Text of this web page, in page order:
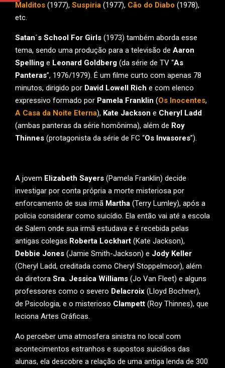
Malditos (1977), Suspiria (1977), Cão do Diabo (1978),
etc.
Satan´s School For Girls (1973) também aborda esse
tema, sendo uma produção para a televisão de Aaron
Spelling e Leonard Goldberg (da série de TV “As
Panteras”, 1976/1979). É um filme curto com apenas 78
minutos, dirigido por David Lowell Rich e com elenco
expressivo formado por Pamela Franklin (Os Inocentes,
A Casa da Noite Eterna), Kate Jackson e Cheryl Ladd
(ambas panteras da série homônima), além de Roy
Thinnes (protagonista da série de FC “Os Invasores”).
A jovem Elizabeth Sayers (Pamela Franklin) decide
investigar por conta própria a morte misteriosa por
enforcamento de sua irmã Martha (Terry Lumley), após a
polícia considerar como suicídio. Ela então vai até a escola
de Salem onde sua irmã estudava e é recebida pelas
antigas colegas Roberta Lockhart (Kate Jackson),
Debbie Jones (Jamie Smith-Jackson) e Jody Keller
(Cheryl Ladd, creditada como Cheryl Stoppelmoor), além
da diretora Sra. Jessica Williams (Jo Van Fleet) e alguns
professores como o severo Delacroix (Lloyd Bochner),
de Psicologia, e o misterioso Clampett (Roy Thinnes), que
leciona Artes Gráficas.
Ao perceber uma atmosfera sinistra no local com
acontecimentos estranhos e supostos suicídios das
alunas, ela descobre a relação de uma antiga lenda de 300